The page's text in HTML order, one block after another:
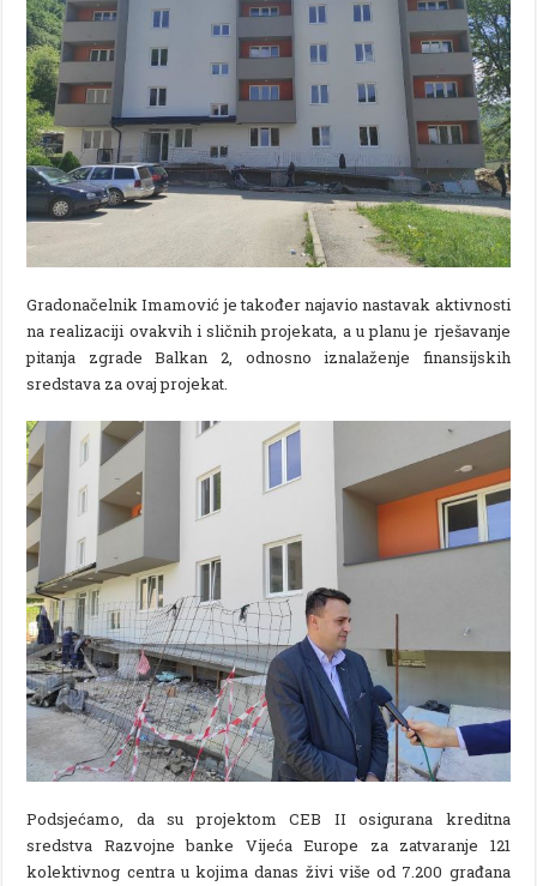
Gradonačelnik Imamović je također najavio nastavak aktivnosti
na realizaciji ovakvih i sličnih projekata, a u planu je rješavanje
pitanja zgrade Balkan 2, odnosno iznalaženje finansijskih
sredstava za ovaj projekat.
Podsjećamo, da su projektom CEB II osigurana kreditna
sredstva Razvojne banke Vijeća Europe za zatvaranje 121
kolektivnog centra u kojima danas živi više od 7.200 građana